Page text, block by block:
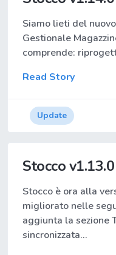
Siamo lieti del
Gestionale
comprende:
Read Story
Update
Stocco v1.13.0
Stocco è ora alla
migliorato nelle
aggiunta la sezione
sincronizzata…